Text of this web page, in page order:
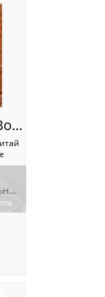
Leonora Мозаика Bonaparte
произвольный